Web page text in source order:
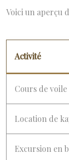
Voici un aperçu
Activité
Cours de
Location de
Excursion en